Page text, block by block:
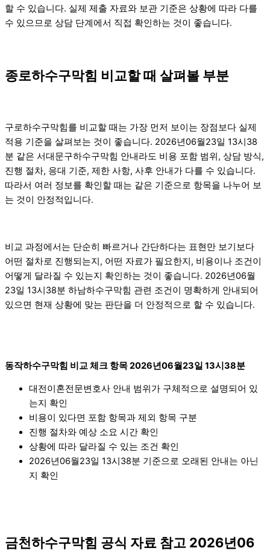
할 수 있습니다. 실제 제출 자료와 보관 기준은 상황에 따라 다를
수 있으므로 상담 단계에서 직접 확인하는 것이 좋습니다.
종로하수구막힘 비교할 때 살펴볼 부분
구로하수구막힘를 비교할 때는 가장 먼저 보이는 장점보다 실제
적용 기준을 살펴보는 것이 좋습니다. 2026년06월23일 13시38
분 같은 서대문구하수구막힘 안내라도 비용 포함 범위, 상담 방식,
진행 절차, 응대 기준, 제한 사항, 사후 안내가 다를 수 있습니다.
따라서 여러 정보를 확인할 때는 같은 기준으로 항목을 나누어 보
는 것이 안정적입니다.
비교 과정에서는 단순히 빠르거나 간단하다는 표현만 보기보다
어떤 절차로 진행되는지, 어떤 자료가 필요한지, 비용이나 조건이
어떻게 달라질 수 있는지 확인하는 것이 좋습니다. 2026년06월
23일 13시38분 하남하수구막힘 관련 조건이 명확하게 안내되어
있으면 현재 상황에 맞는 판단을 더 안정적으로 할 수 있습니다.
동작하수구막힘 비교 체크 항목 2026년06월23일 13시38분
대전이혼전문변호사 안내 범위가 구체적으로 설명되어 있
는지 확인
비용이 있다면 포함 항목과 제외 항목 구분
진행 절차와 예상 소요 시간 확인
상황에 따라 달라질 수 있는 조건 확인
2026년06월23일 13시38분 기준으로 오래된 안내는 아닌
지 확인
금천하수구막힘 공식 자료 참고 2026년06